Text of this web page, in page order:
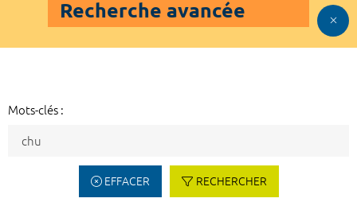
Recherche avancée
Mots-clés :
EFFACER RECHERCHER